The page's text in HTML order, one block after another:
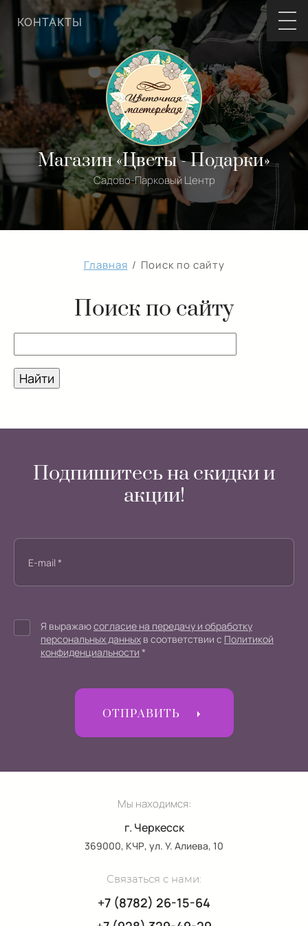
Магазин «Цветы - Подарки»
Садово-Парковый Центр
КОНТАКТЫ
Главная / Поиск по сайту
Поиск по сайту
Подпишитесь на скидки и
акции!
Я выражаюсогласие на передачу и обработку
персональных данных в соответствии с Политикой
конфиденциальности *
ОТПРАВИТЬ
Мы находимся:
г. Черкесск
369000, КЧР, ул. У. Алиева, 10
Связаться с нами:
+7 (8782) 26-15-64